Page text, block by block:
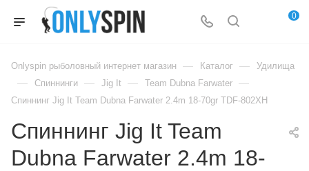
0
Onlyspin рыболовный интернет магазин — Каталог — Удилища
— Спиннинги — Jig It — Team Dubna Farwater —
Спиннинг Jig It Team Dubna Farwater 2.4m 18-70gr TDF-802XH
Спиннинг Jig It Team
Dubna Farwater 2.4m 18-